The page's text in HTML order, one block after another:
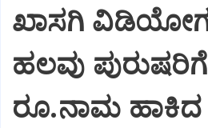
ಖಾಸಗಿ
ಹಲವು
ರೂ.ನಾಮ